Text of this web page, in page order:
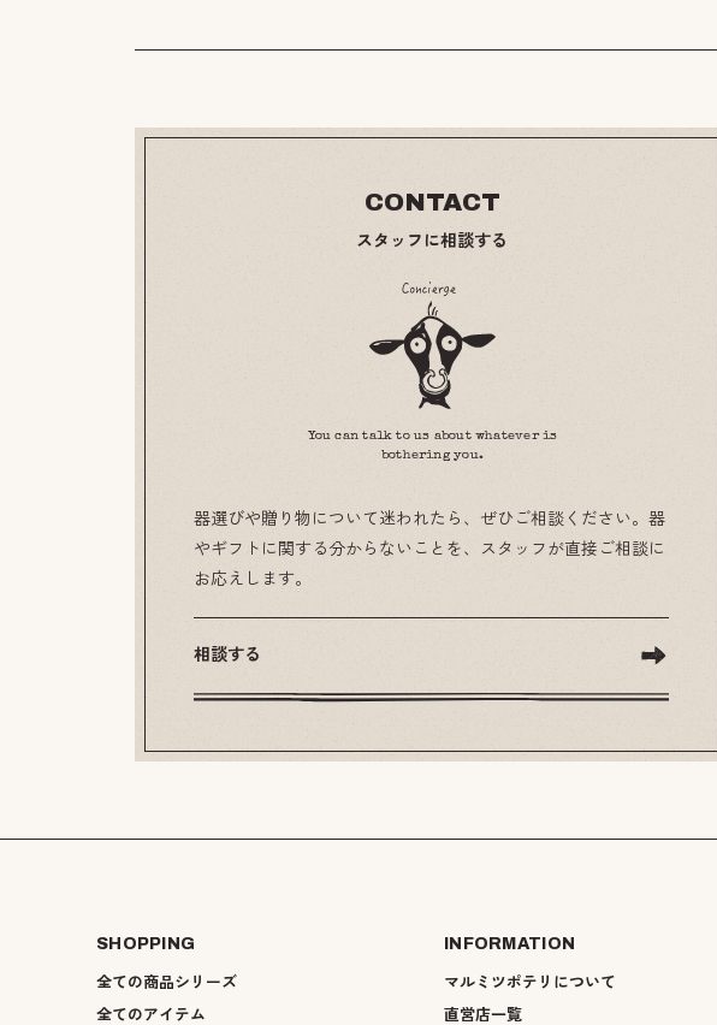
CONTACT
スタッフに相談する
You can talk to us about whatever is
bothering you.
器選びや贈り物について迷われたら、ぜひご相談ください。器
やギフトに関する分からないことを、スタッフが直接ご相談に
お応えします。
相談する
SHOPPING
全ての商品シリーズ
全てのアイテム
INFORMATION
マルミツポテリについて
直営店一覧